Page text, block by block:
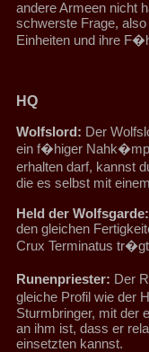
andere Armeen nicht
schwerste Frage,
Einheiten und ihre
HQ
Wolfslord: Der
ein f�higer
erhalten darf, kannst
die es selbst mit
Held der Wolfsgarde:
den gleichen
Crux Terminatus
Runenpriester: Der
gleiche Profil wie der
Sturmbringer, mit der
an ihm ist, dass er
einsetzten kannst.